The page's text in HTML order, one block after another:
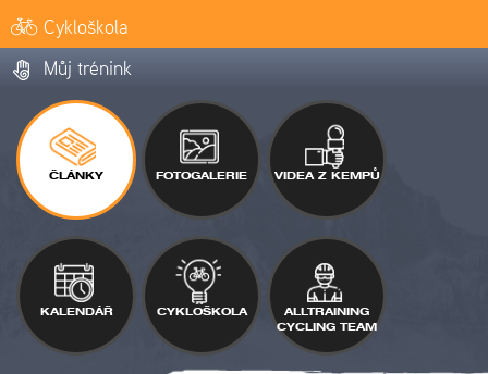
Cykloškola
Můj trénink
ČLÁNKY FOTOGALERIE VIDEA Z KEMPŮ
KALENDÁŘ CYKLOŠKOLA
ALLTRAINING
CYCLING TEAM